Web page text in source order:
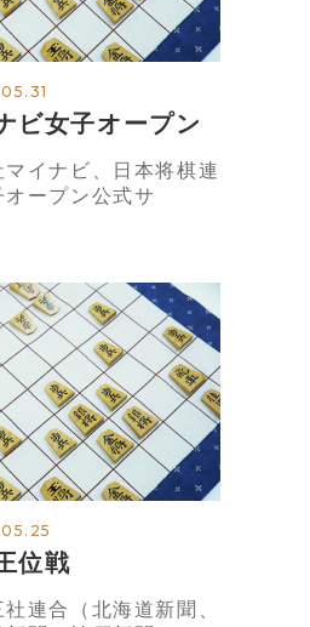
ビ女子オープン
イナビ、日本将棋連
ープン公式サ
位戦
連合（北海道新聞、